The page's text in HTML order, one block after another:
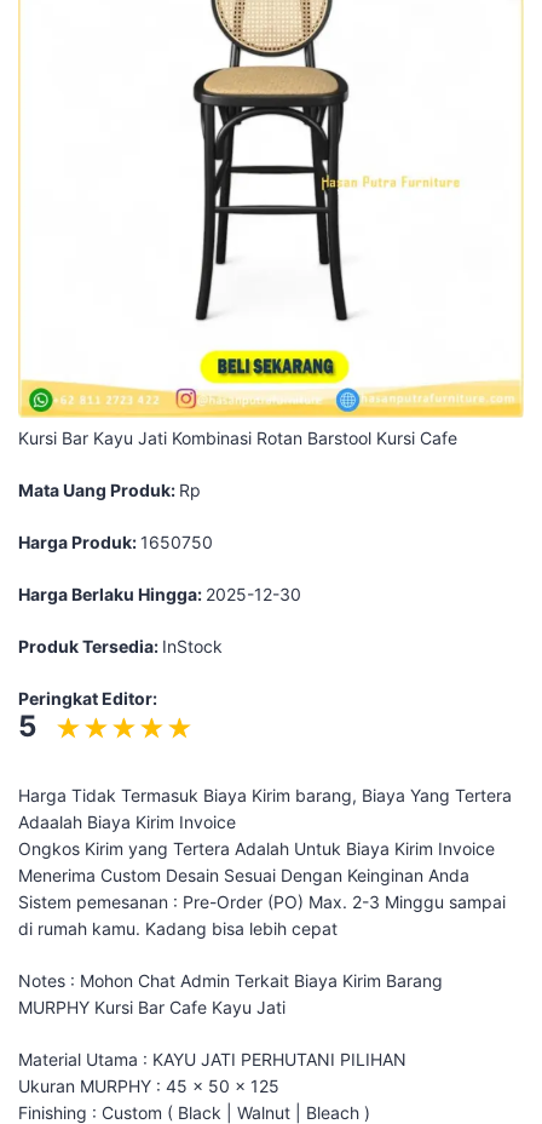
Kursi Bar Kayu Jati Kombinasi Rotan Barstool Kursi Cafe
Mata Uang Produk: Rp
Harga Produk:1650750
Harga Berlaku Hingga: 2025-12-30
Produk Tersedia: InStock
Peringkat Editor:
5
Harga Tidak Termasuk Biaya Kirim barang, Biaya Yang Tertera
Adaalah Biaya Kirim Invoice
Ongkos Kirim yang Tertera Adalah Untuk Biaya Kirim Invoice
Menerima Custom Desain Sesuai Dengan Keinginan Anda
Sistem pemesanan : Pre-Order (PO) Max. 2-3 Minggu sampai
di rumah kamu. Kadang bisa lebih cepat
Notes : Mohon Chat Admin Terkait Biaya Kirim Barang
MURPHY Kursi Bar Cafe Kayu Jati
Material Utama : KAYU JATI PERHUTANI PILIHAN
Ukuran MURPHY : 45 x 50 x 125
Finishing : Custom ( Black | Walnut | Bleach )